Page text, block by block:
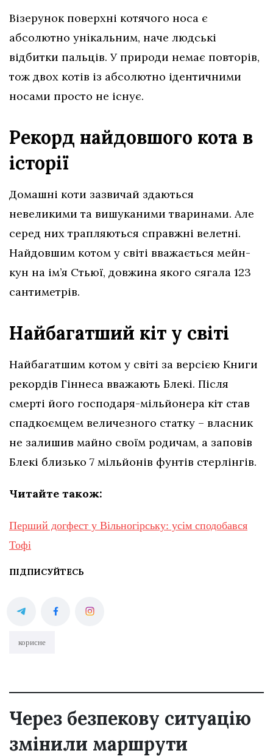
Візерунок поверхні котячого носа є
абсолютно унікальним, наче людські
відбитки пальців. У природи немає повторів,
тож двох котів із абсолютно ідентичними
носами просто не існує.
Рекорд найдовшого кота в
історії
Домашні коти зазвичай здаються
невеликими та вишуканими тваринами. Але
серед них трапляються справжні велетні.
Найдовшим котом у світі вважається мейн-
кун на ім’я Стьюї, довжина якого сягала 123
сантиметрів.
Найбагатший кіт у світі
Найбагатшим котом у світі за версією Книги
рекордів Гіннеса вважають Блекі. Після
смерті його господаря-мільйонера кіт став
спадкоємцем величезного статку – власник
не залишив майно своїм родичам, а заповів
Блекі близько 7 мільйонів фунтів стерлінгів.
Читайте також:
Перший догфест у Вільногірську: усім сподобався
Тофі
ПІДПИСУЙТЕСЬ
корисне
Через безпекову ситуацію
змінили маршрути